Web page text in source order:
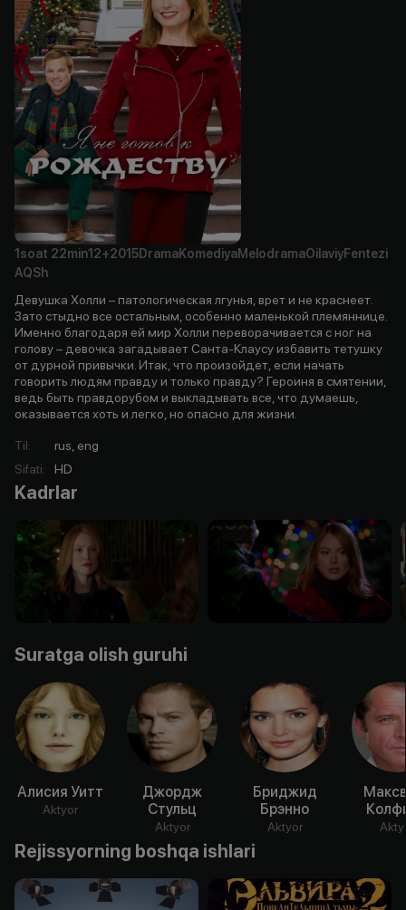
1soat 22min12+2015DramaKomediyaMelodramaOilaviyFentezi
AQSh
Девушка Холли – патологическая лгунья, врет и не краснеет.
Зато стыдно все остальным, особенно маленькой племяннице.
Именно благодаря ей мир Холли переворачивается с ног на
голову – девочка загадывает Санта-Клаусу избавить тетушку
от дурной привычки. Итак, что произойдет, если начать
говорить людям правду и только правду? Героиня в смятении,
ведь быть правдорубом и выкладывать все, что думаешь,
оказывается хоть и легко, но опасно для жизни.
Til:
rus, eng
Sifati: HD
Kadrlar
Suratga olish guruhi
Алисия Уитт
Aktyor
Джордж
Стульц
Aktyor
Бриджид
Брэнно
Aktyor
Rejissyorning boshqa ishlari